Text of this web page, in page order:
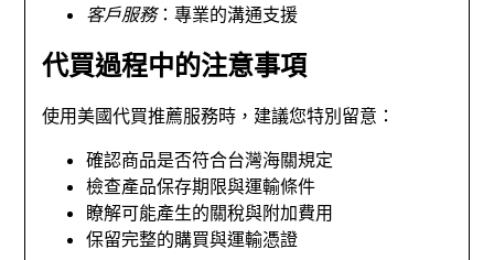
客戶服務：專業的溝通支援
代買過程中的注意事項
使用美國代買推薦服務時，建議您特別留意：
確認商品是否符合台灣海關規定
檢查產品保存期限與運輸條件
瞭解可能產生的關稅與附加費用
保留完整的購買與運輸憑證